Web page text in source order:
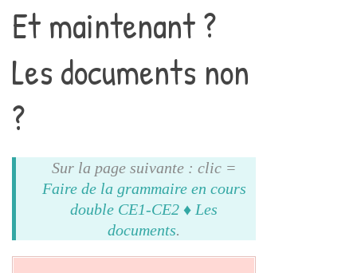
Et maintenant ?
Les documents non
?
Sur la page suivante : clic =
Faire de la grammaire en cours
double CE1-CE2 ♦ Les
documents.